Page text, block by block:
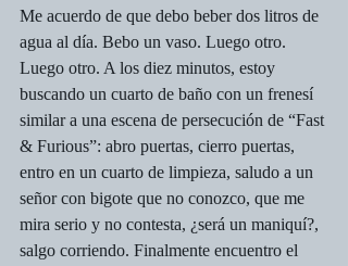
Me acuerdo de que debo beber dos litros de
agua al día. Bebo un vaso. Luego otro.
Luego otro. A los diez minutos, estoy
buscando un cuarto de baño con un frenesí
similar a una escena de persecución de “Fast
& Furious”: abro puertas, cierro puertas,
entro en un cuarto de limpieza, saludo a un
señor con bigote que no conozco, que me
mira serio y no contesta, ¿será un maniquí?,
salgo corriendo. Finalmente encuentro el